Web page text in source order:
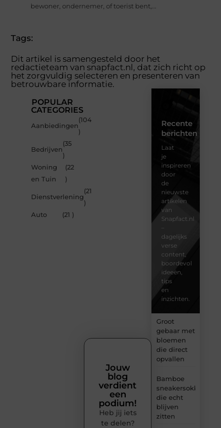
bewoner, ondernemer, of toerist bent,...
Tags:
Dit artikel is samengesteld door het
redactieteam van snapfact.nl, dat zich richt op
het zorgvuldig selecteren en presenteren van
betrouwbare informatie.
POPULAR
CATEGORIES
Aanbiedingen
(104
)
Bedrijven
(35
)
Woning
en Tuin
(22
)
Dienstverlening
(21
)
Auto
(21 )
Recente
berichten
Laat
je
inspireren
door
de
nieuwste
artikelen
van
Snapfact.nl
–
dagelijks
verse
content,
boordevol
ideeën,
tips
en
inzichten.
Groot
gebaar met
bloemen
die direct
opvallen
Bamboe
sneakersokken
die echt
blijven
zitten
Jouw
blog
verdient
een
podium!
Heb jij iets
te delen?